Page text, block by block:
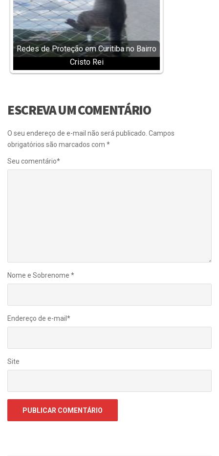
Redes de Proteção em Curitiba no Bairro
Cristo Rei
ESCREVA UM COMENTÁRIO
O seu endereço de e-mail não será publicado. Campos
obrigatórios são marcados com *
Seu comentário*
Nome e Sobrenome *
Endereço de e-mail *
Site